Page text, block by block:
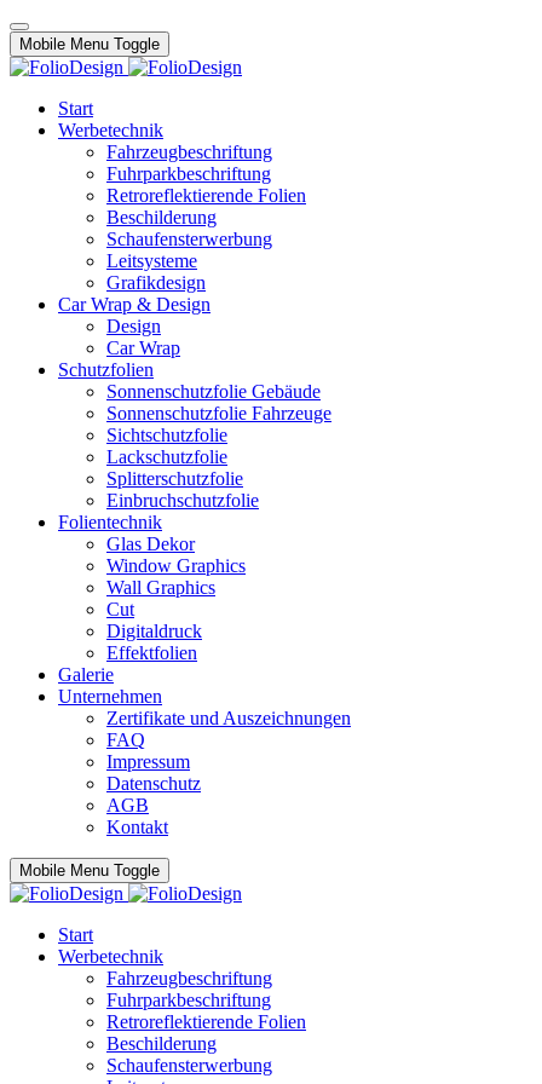
Mobile Menu Toggle
Start
Werbetechnik
Fahrzeugbeschriftung
Fuhrparkbeschriftung
Retroreflektierende Folien
Beschilderung
Schaufensterwerbung
Leitsysteme
Grafikdesign
Car Wrap & Design
Design
Car Wrap
Schutzfolien
Sonnenschutzfolie Gebäude
Sonnenschutzfolie Fahrzeuge
Sichtschutzfolie
Lackschutzfolie
Splitterschutzfolie
Einbruchschutzfolie
Folientechnik
Glas Dekor
Window Graphics
Wall Graphics
Cut
Digitaldruck
Effektfolien
Galerie
Unternehmen
Zertifikate und Auszeichnungen
FAQ
Impressum
Datenschutz
AGB
Kontakt
Mobile Menu Toggle
Start
Werbetechnik
Fahrzeugbeschriftung
Fuhrparkbeschriftung
Retroreflektierende Folien
Beschilderung
Schaufensterwerbung